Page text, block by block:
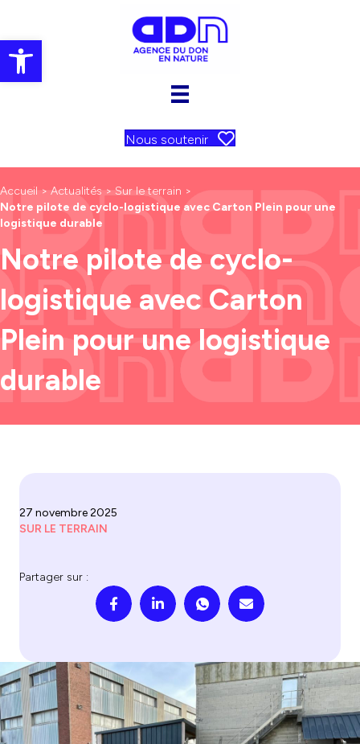
Ouvrir la barre d’outils
Nous soutenir
Accueil > Actualités > Sur le terrain >
Notre pilote de cyclo-logistique avec Carton Plein pour une
logistique durable
Notre pilote de cyclo-
logistique avec Carton
Plein pour une logistique
durable
27 novembre 2025
SUR LE TERRAIN
Partager sur :